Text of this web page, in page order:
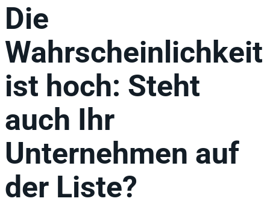
Die
Wahrscheinlichkeit
ist hoch: Steht
auch Ihr
Unternehmen auf
der Liste?